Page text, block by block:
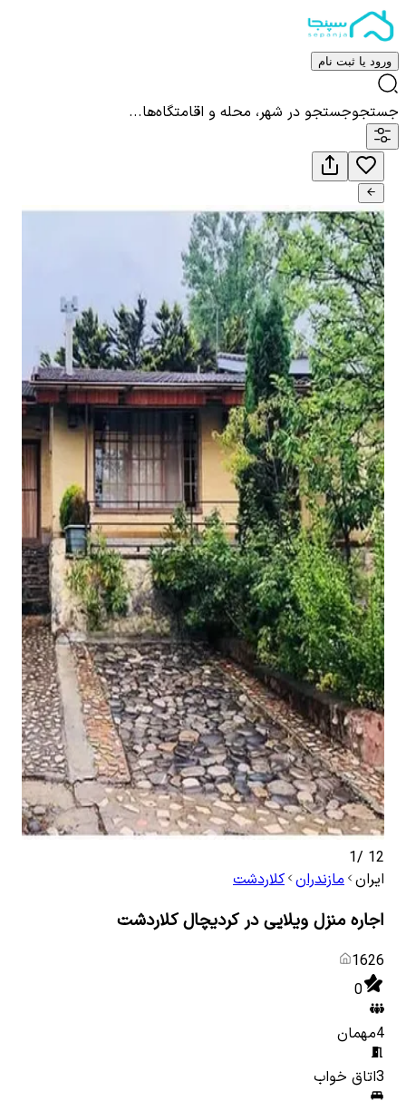
ورود یا ثبت نام
جستجوجستجو در شهر، محله و اقامتگاه‌ها...
12
/
1
ایران مازندران کلاردشت
اجاره منزل ویلایی در کردیچال کلاردشت
1626
0
4مهمان
3اتاق خواب